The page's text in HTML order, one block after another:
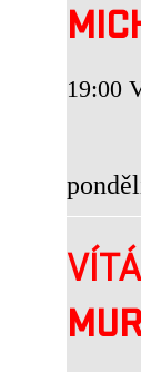
19:00